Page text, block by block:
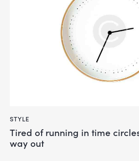
STYLE
Tired of running in time
way out